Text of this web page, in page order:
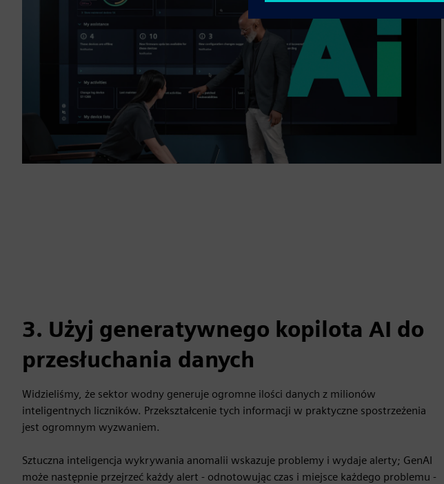
3. Użyj generatywnego kopilota AI do
przesłuchania danych
Widzieliśmy, że sektor wodny generuje ogromne ilości danych z milionów
inteligentnych liczników. Przekształcenie tych informacji w praktyczne spostrzeżenia
jest ogromnym wyzwaniem.
Sztuczna inteligencja wykrywania anomalii wskazuje problemy i wydaje alerty; GenAI
może następnie przejrzeć każdy alert - odnotowując czas i miejsce każdego problemu -